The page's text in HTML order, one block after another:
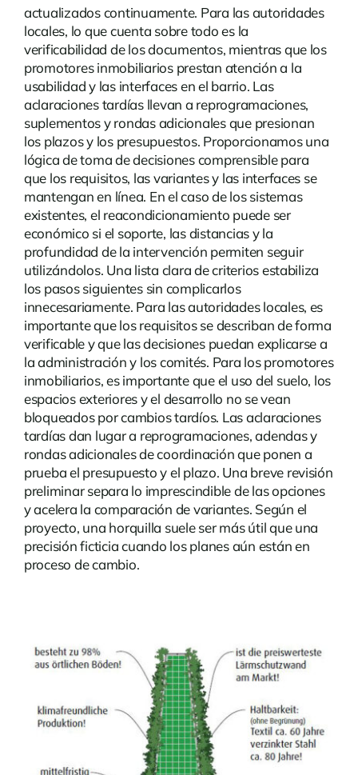
actualizados continuamente. Para las autoridades
locales, lo que cuenta sobre todo es la
verificabilidad de los documentos, mientras que los
promotores inmobiliarios prestan atención a la
usabilidad y las interfaces en el barrio. Las
aclaraciones tardías llevan a reprogramaciones,
suplementos y rondas adicionales que presionan
los plazos y los presupuestos. Proporcionamos una
lógica de toma de decisiones comprensible para
que los requisitos, las variantes y las interfaces se
mantengan en línea. En el caso de los sistemas
existentes, el reacondicionamiento puede ser
económico si el soporte, las distancias y la
profundidad de la intervención permiten seguir
utilizándolos. Una lista clara de criterios estabiliza
los pasos siguientes sin complicarlos
innecesariamente. Para las autoridades locales, es
importante que los requisitos se describan de forma
verificable y que las decisiones puedan explicarse a
la administración y los comités. Para los promotores
inmobiliarios, es importante que el uso del suelo, los
espacios exteriores y el desarrollo no se vean
bloqueados por cambios tardíos. Las aclaraciones
tardías dan lugar a reprogramaciones, adendas y
rondas adicionales de coordinación que ponen a
prueba el presupuesto y el plazo. Una breve revisión
preliminar separa lo imprescindible de las opciones
y acelera la comparación de variantes. Según el
proyecto, una horquilla suele ser más útil que una
precisión ficticia cuando los planes aún están en
proceso de cambio.